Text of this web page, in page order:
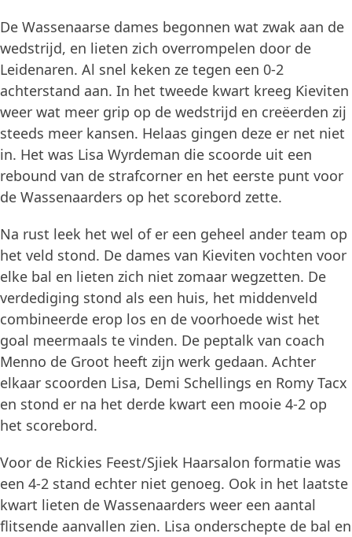
De Wassenaarse dames begonnen wat zwak aan de
wedstrijd, en lieten zich overrompelen door de
Leidenaren. Al snel keken ze tegen een 0-2
achterstand aan. In het tweede kwart kreeg Kieviten
weer wat meer grip op de wedstrijd en creëerden zij
steeds meer kansen. Helaas gingen deze er net niet
in. Het was Lisa Wyrdeman die scoorde uit een
rebound van de strafcorner en het eerste punt voor
de Wassenaarders op het scorebord zette.
Na rust leek het wel of er een geheel ander team op
het veld stond. De dames van Kieviten vochten voor
elke bal en lieten zich niet zomaar wegzetten. De
verdediging stond als een huis, het middenveld
combineerde erop los en de voorhoede wist het
goal meermaals te vinden. De peptalk van coach
Menno de Groot heeft zijn werk gedaan. Achter
elkaar scoorden Lisa, Demi Schellings en Romy Tacx
en stond er na het derde kwart een mooie 4-2 op
het scorebord.
Voor de Rickies Feest/Sjiek Haarsalon formatie was
een 4-2 stand echter niet genoeg. Ook in het laatste
kwart lieten de Wassenaarders weer een aantal
flitsende aanvallen zien. Lisa onderschepte de bal en